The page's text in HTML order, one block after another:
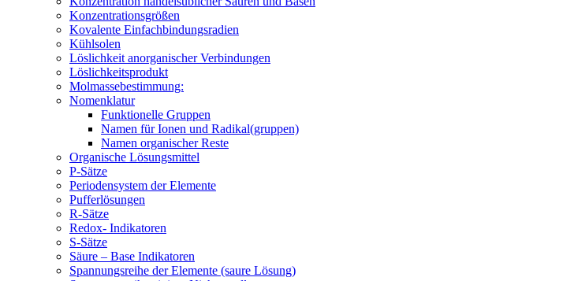
Konzentrationsgrößen
Kovalente Einfachbindungsradien
Kühlsolen
Löslichkeit anorganischer Verbindungen
Löslichkeitsprodukt
Molmassebestimmung:
Nomenklatur
Funktionelle Gruppen
Namen für Ionen und Radikal(gruppen)
Namen organischer Reste
Organische Lösungsmittel
P-Sätze
Periodensystem der Elemente
Pufferlösungen
R-Sätze
Redox- Indikatoren
S-Sätze
Säure – Base Indikatoren
Spannungsreihe der Elemente (saure Lösung)